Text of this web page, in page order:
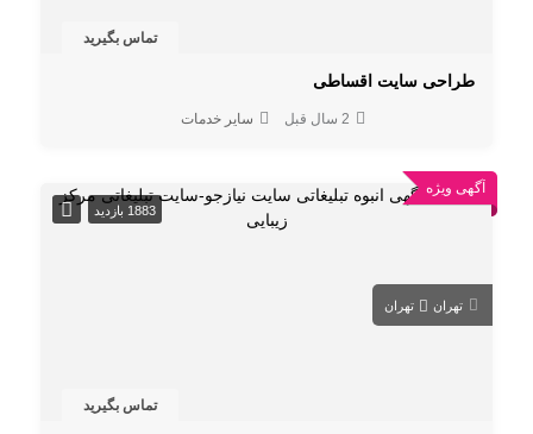
تماس بگیرید
طراحی سایت اقساطی
2 سال قبل سایر خدمات
آگهی ویژه
1883 بازدید
تهران تهران
تماس بگیرید